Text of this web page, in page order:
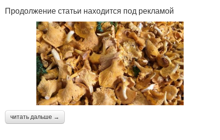
Продолжение статьи находится под рекламой
читать дальше →